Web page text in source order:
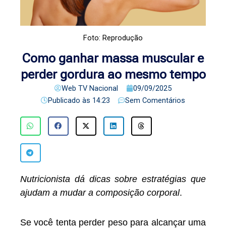
Foto: Reprodução
Como ganhar massa muscular e
perder gordura ao mesmo tempo
Web TV Nacional
09/09/2025
Publicado às 14:23 Sem Comentários
Nutricionista dá dicas sobre estratégias que
ajudam a mudar a composição corporal.
Se você tenta perder peso para alcançar uma